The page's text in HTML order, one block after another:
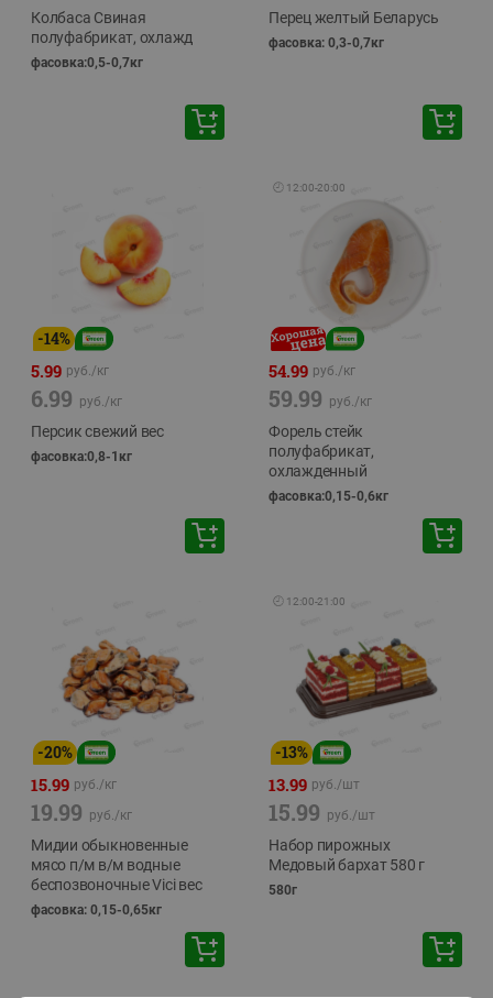
Колбаса Свиная
полуфабрикат, охлажд
фасовка:0,5-0,7кг
Перец желтый Беларусь
фасовка: 0,3-0,7кг
-14%
5.99 руб./кг
6.99 руб./кг
Персик свежий вес
фасовка:0,8-1кг
🕘 12:00-20:00
54.99 руб./кг
59.99 руб./кг
Форель стейк
полуфабрикат,
охлажденный
фасовка:0,15-0,6кг
-20%
15.99 руб./кг
19.99 руб./кг
Мидии обыкновенные
мясо п/м в/м водные
беспозвоночные Vici вес
фасовка: 0,15-0,65кг
🕘 12:00-21:00
-13%
13.99 руб./шт
15.99 руб./шт
Набор пирожных
Медовый бархат 580 г
580г